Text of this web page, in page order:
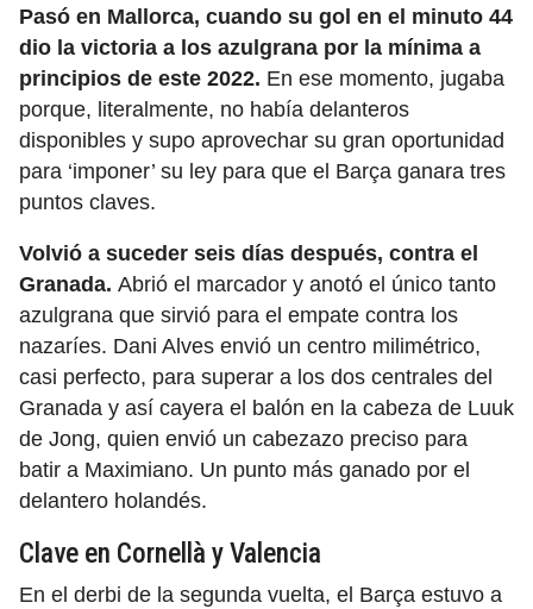
Pasó en Mallorca, cuando su gol en el minuto 44
dio la victoria a los azulgrana por la mínima a
principios de este 2022. En ese momento, jugaba
porque, literalmente, no había delanteros
disponibles y supo aprovechar su gran oportunidad
para ‘imponer’ su ley para que el Barça ganara tres
puntos claves.
Volvió a suceder seis días después, contra el
Granada. Abrió el marcador y anotó el único tanto
azulgrana que sirvió para el empate contra los
nazaríes. Dani Alves envió un centro milimétrico,
casi perfecto, para superar a los dos centrales del
Granada y así cayera el balón en la cabeza de Luuk
de Jong, quien envió un cabezazo preciso para
batir a Maximiano. Un punto más ganado por el
delantero holandés.
Clave en Cornellà y Valencia
En el derbi de la segunda vuelta, el Barça estuvo a